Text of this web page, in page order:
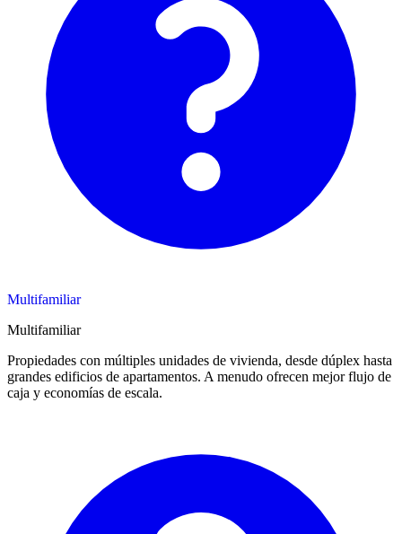
Multifamiliar
Multifamiliar
Propiedades con múltiples unidades de vivienda, desde dúplex hasta
grandes edificios de apartamentos. A menudo ofrecen mejor flujo de
caja y economías de escala.